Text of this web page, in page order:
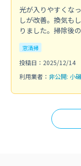
光が入りやすくな
しが改善。換気も
りました。掃除後
窓清掃
投稿日：2025/12/14
利用業者： 非公開: 小